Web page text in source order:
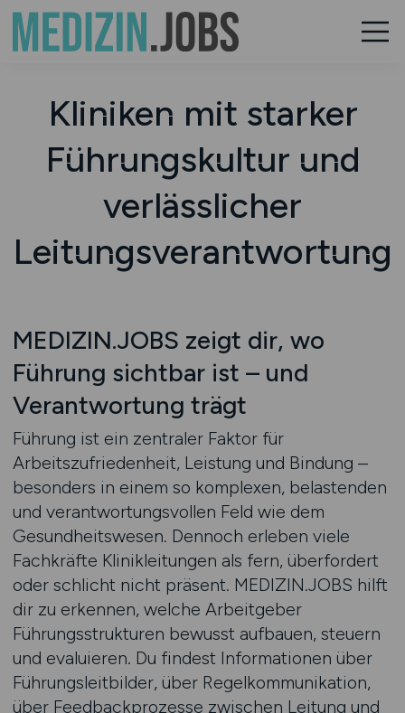
Kliniken mit starker
Führungskultur und
verlässlicher
Leitungsverantwortung
MEDIZIN.JOBS zeigt dir, wo
Führung sichtbar ist – und
Verantwortung trägt
Führung ist ein zentraler Faktor für
Arbeitszufriedenheit, Leistung und Bindung –
besonders in einem so komplexen, belastenden
und verantwortungsvollen Feld wie dem
Gesundheitswesen. Dennoch erleben viele
Fachkräfte Klinikleitungen als fern, überfordert
oder schlicht nicht präsent. MEDIZIN.JOBS hilft
dir zu erkennen, welche Arbeitgeber
Führungsstrukturen bewusst aufbauen, steuern
und evaluieren. Du findest Informationen über
Führungsleitbilder, über Regelkommunikation,
über Feedbackprozesse zwischen Leitung und